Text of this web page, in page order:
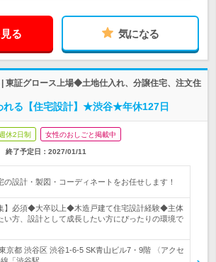
る 気になる
東証グロース上場◆土地仕入れ、分譲住宅、注文住
れる【住宅設計】★渋谷★年休127日
休2日制 女性のおしごと掲載中
終了予定日： 2027/01/11
の設計・製図・コーディネートをお任せします！
】必須◆大卒以上◆木造戸建て住宅設計経験◆主体
い方、設計として成長したい方にぴったりの環境で
京都 渋谷区 渋谷1-6-5 SK青山ビル7・9階 〈アクセ